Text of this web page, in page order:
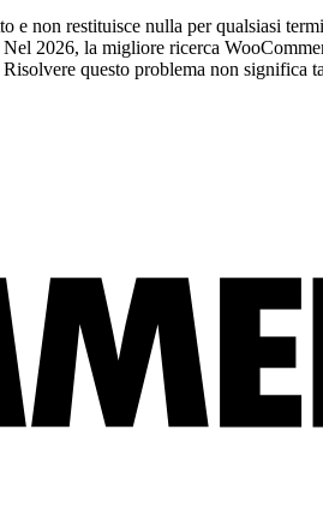
non restituisce nulla per qualsiasi
2026, la migliore ricerca
questo problema non significa